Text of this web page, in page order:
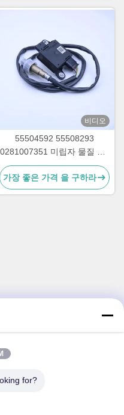
비디오
55504592 55508293
0281007351 미립자 물질 PM
센서 (쉐보레 GMC용)
가장 좋은 가격 을 구하라
for?